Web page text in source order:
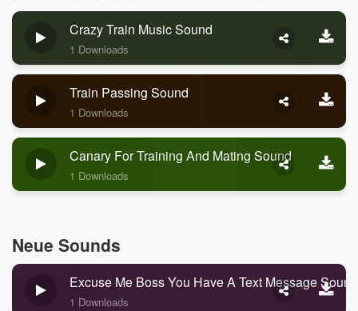
Crazy Train Music Sound
1 Downloads
Train Passing Sound
1 Downloads
Canary For Training And Mating Sound
1 Downloads
Neue Sounds
Excuse Me Boss You Have A Text Message Sound
1 Downloads